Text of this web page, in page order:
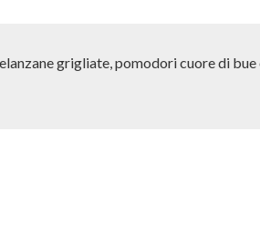
grigliate, pomodori cuore di bue